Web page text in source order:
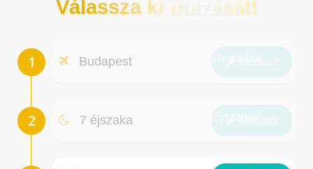
Válassza ki utazását!
Budapest
7 éjszaka